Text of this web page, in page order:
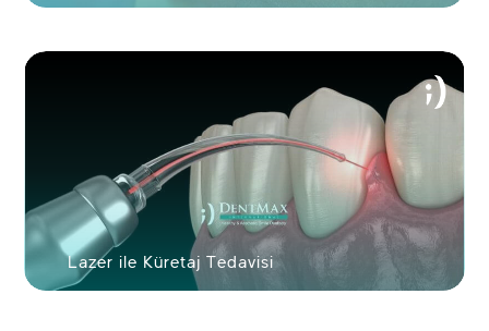
Lazer ile Küretaj Tedavisi